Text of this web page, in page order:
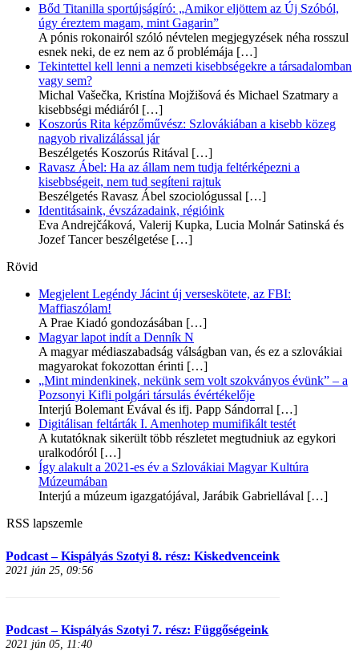
Bőd Titanilla sportújságíró: „Amikor eljöttem az Új Szóból,
úgy éreztem magam, mint Gagarin”
A pónis rokonairól szóló névtelen megjegyzések néha rosszul
esnek neki, de ez nem az ő problémája […]
Tekintettel kell lenni a nemzeti kisebbségekre a társadalomban
vagy sem?
Michal Vašečka, Kristína Mojžišová és Michael Szatmary a
kisebbségi médiáról […]
Koszorús Rita képzőművész: Szlovákiában a kisebb közeg
nagyob rivalizálással jár
Beszélgetés Koszorús Ritával […]
Ravasz Ábel: Ha az állam nem tudja feltérképezni a
kisebbségeit, nem tud segíteni rajtuk
Beszélgetés Ravasz Ábel szociológussal […]
Identitásaink, évszázadaink, régióink
Eva Andrejčáková, Valerij Kupka, Lucia Molnár Satinská és
Jozef Tancer beszélgetése […]
Rövid
Megjelent Legéndy Jácint új verseskötete, az FBI:
Maffiaszólam!
A Prae Kiadó gondozásában […]
Magyar lapot indít a Denník N
A magyar médiaszabadság válságban van, és ez a szlovákiai
magyarokat fokozottan érinti […]
„Mint mindenkinek, nekünk sem volt szokványos évünk” – a
Pozsonyi Kifli polgári társulás évértékelője
Interjú Bolemant Évával és ifj. Papp Sándorral […]
Digitálisan feltárták I. Amenhotep mumifikált testét
A kutatóknak sikerült több részletet megtudniuk az egykori
uralkodóról […]
Így alakult a 2021-es év a Szlovákiai Magyar Kultúra
Múzeumában
Interjú a múzeum igazgatójával, Jarábik Gabriellával […]
RSS lapszemle
Podcast – Kispályás Szotyi 8. rész: Kiskedvenceink
2021 jún 25, 09:56
Podcast – Kispályás Szotyi 7. rész: Függőségeink
2021 jún 05, 11:40